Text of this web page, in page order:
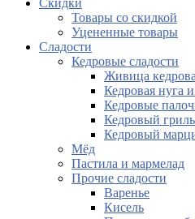
Скидки
Товары со скидкой
Уцененные товары
Сладости
Кедровые сладости
Живица
Кедровая нуга
Кедровые
Кедровый
Кедровый
Мёд
Пастила и мармелад
Прочие сладости
Варенье
Кисель